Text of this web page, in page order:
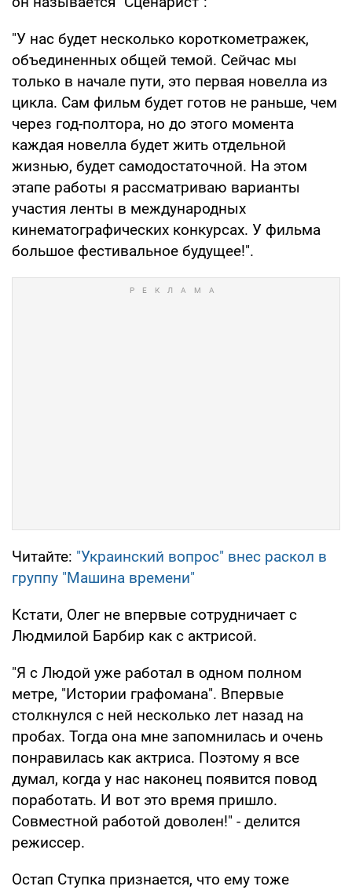
"У нас будет несколько короткометражек,
объединенных общей темой. Сейчас мы
только в начале пути, это первая новелла из
цикла. Сам фильм будет готов не раньше, чем
через год-полтора, но до этого момента
каждая новелла будет жить отдельной
жизнью, будет самодостаточной. На этом
этапе работы я рассматриваю варианты
участия ленты в международных
кинематографических конкурсах. У фильма
большое фестивальное будущее!".
Читайте: "Украинский вопрос" внес раскол в
группу "Машина времени"
Кстати, Олег не впервые сотрудничает с
Людмилой Барбир как с актрисой.
"Я с Людой уже работал в одном полном
метре, "Истории графомана". Впервые
столкнулся с ней несколько лет назад на
пробах. Тогда она мне запомнилась и очень
понравилась как актриса. Поэтому я все
думал, когда у нас наконец появится повод
поработать. И вот это время пришло.
Совместной работой доволен!" - делится
режиссер.
Остап Ступка признается, что ему тоже